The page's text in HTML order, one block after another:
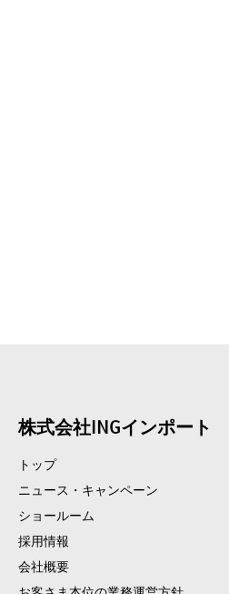
株式会社INGインポート
トップ
ニュース・キャンペーン
ショールーム
採用情報
会社概要